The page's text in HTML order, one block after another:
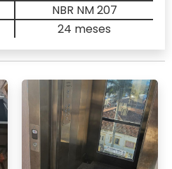
NBR NM 207
24 meses